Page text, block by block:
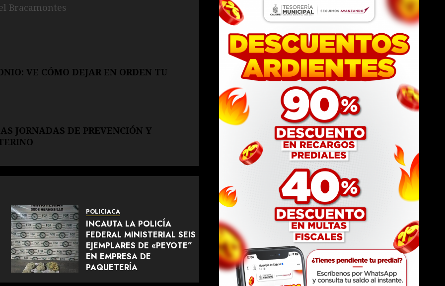
Bracamontes
VE CÓMO DEJAR EN ORDEN TU
JORNADAS DE PREVENCIÓN Y
POLICIACA
INCAUTA LA POLICÍA
FEDERAL MINISTERIAL SEIS
EJEMPLARES DE «PEYOTE”
EN EMPRESA DE
PAQUETERÍA
AGOSTO 5, 2026 0